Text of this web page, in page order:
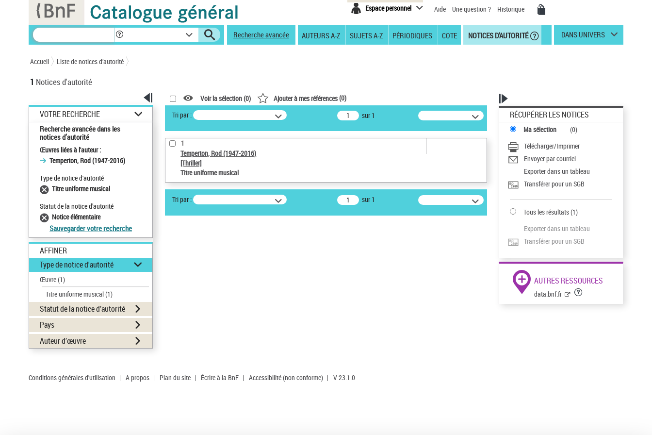
Espace personnel Aide Une question ? Historique
Recherche avancée AUTEURS A-Z SUJETS A-Z PÉRIODIQUES COTE NOTICES D'AUTORITÉ DANS UNIVERS
Accueil Liste de notices d’autorité
1 Notices d'autorité
VOTRE RECHERCHE
Recherche avancée dans les
notices d’autorité
Œuvres liées à l'auteur :
Temperton, Rod (1947-2016)
Type de notice d'autorité
Titre uniforme musical
Statut de la notice d’autorité
Notice élémentaire
Sauvegarder votre recherche
AFFINER
Type de notice d'autorité
Œuvre(1)
Titre uniforme musical(1)
Statut de la notice d’autorité
Pays
Auteur d’œuvre
Voir la sélection (0) Ajouter à mes références(0)
Tri par :
sur 1
1
Temperton, Rod (1947-2016)
[Thriller]
Titre uniforme musical
Tri par : sur 1
RÉCUPÉRER LES NOTICES
Ma sélection (0)
Télécharger/Imprimer
Envoyer par courriel
Exporter dans un tableau
Transférer pour un SGB
Tous les résultats(1)
Exporter dans un tableau
Transférer pour un SGB
AUTRES RESSOURCES
data.bnf.fr
Conditions générales d'utilisation | A propos | Plan du site | Écrire à la BnF | Accessibilité (non conforme) | V 23.1.0
Panneau de gestion des cookies